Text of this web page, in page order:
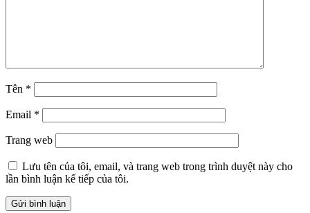
Tên *
Email *
Trang web
Lưu tên của tôi, email, và trang web trong trình duyệt này cho
lần bình luận kế tiếp của tôi.